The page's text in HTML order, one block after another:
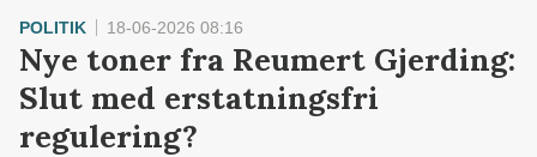
POLITIK 18-06-2026 08:16
Nye toner fra Reumert Gjerding:
Slut med erstatningsfri
regulering?